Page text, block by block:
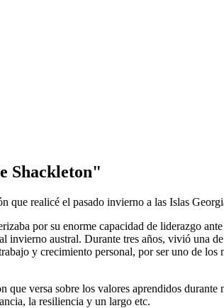
Shackleton"
que realicé el pasado invierno a las Islas
por su enorme capacidad de liderazgo
austral. Durante tres años, vivió una
y crecimiento personal, por ser uno de
versa sobre los valores aprendidos
la resiliencia y un largo etc.